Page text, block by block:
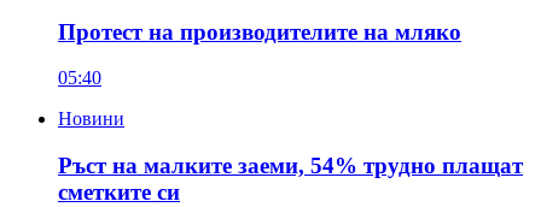
Протест на производителите на мляко
05:40
Новини
Ръст на малките заеми, 54% трудно плащат
сметките си